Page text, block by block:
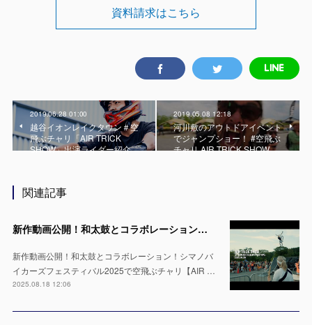
資料請求はこちら
2019.06.28 01:00
越谷イオンレイクタウン＃空
飛ぶチャリ「AIR TRICK
SHOW」出演ライダー紹介
2019.05.08 12:18
河川敷のアウトドアイベント
でジャンプショー！ #空飛ぶ
チャリ AIR TRICK SHOW …
関連記事
新作動画公開！和太鼓とコラボレーション！シマノバイカーズフェスティバル2025で空飛ぶチャリ【AIR TRICK SHOW】
新作動画公開！和太鼓とコラボレーション！シマノバ
イカーズフェスティバル2025で空飛ぶチャリ【AIR …
2025.08.18 12:06